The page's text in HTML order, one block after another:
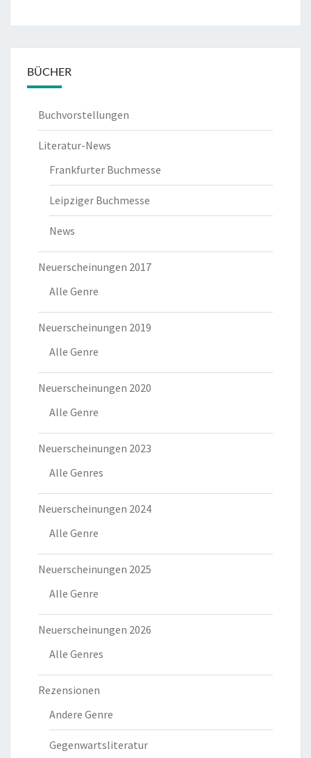
BÜCHER
Buchvorstellungen
Literatur-News
Frankfurter Buchmesse
Leipziger Buchmesse
News
Neuerscheinungen 2017
Alle Genre
Neuerscheinungen 2019
Alle Genre
Neuerscheinungen 2020
Alle Genre
Neuerscheinungen 2023
Alle Genres
Neuerscheinungen 2024
Alle Genre
Neuerscheinungen 2025
Alle Genre
Neuerscheinungen 2026
Alle Genres
Rezensionen
Andere Genre
Gegenwartsliteratur